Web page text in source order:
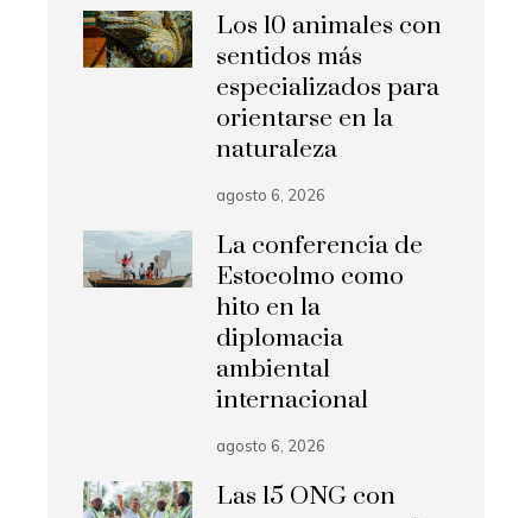
Los 10 animales con
sentidos más
especializados para
orientarse en la
naturaleza
agosto 6, 2026
La conferencia de
Estocolmo como
hito en la
diplomacia
ambiental
internacional
agosto 6, 2026
Las 15 ONG con